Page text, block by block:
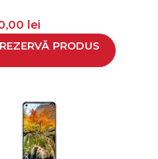
lei
REZERVĂ PRODUS